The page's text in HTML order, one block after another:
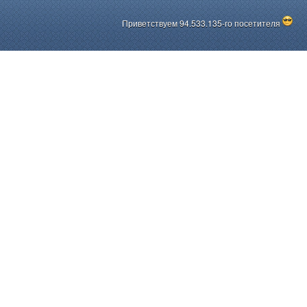
Приветствуем 94.533.135-го посетителя